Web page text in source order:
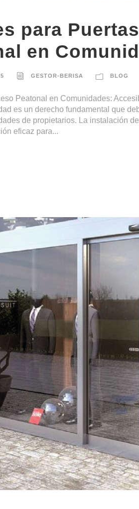
para
en
GESTOR-BERISA BLOG
Peatonal en Comunidades:
es un derecho fundamental que
de propietarios. La instalación
eficaz para...